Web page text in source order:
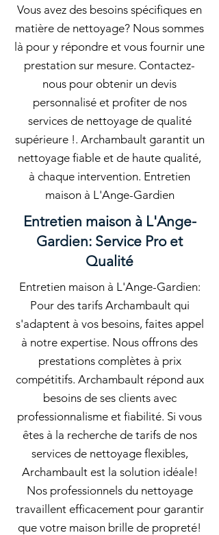
Vous avez des besoins spécifiques en
matière de nettoyage? Nous sommes
là pour y répondre et vous fournir une
prestation sur mesure. Contactez-
nous pour obtenir un devis
personnalisé et profiter de nos
services de nettoyage de qualité
supérieure !. Archambault garantit un
nettoyage fiable et de haute qualité,
à chaque intervention. Entretien
maison à L'Ange-Gardien
Entretien maison à L'Ange-
Gardien: Service Pro et
Qualité
Entretien maison à L'Ange-Gardien:
Pour des tarifs Archambault qui
s'adaptent à vos besoins, faites appel
à notre expertise. Nous offrons des
prestations complètes à prix
compétitifs. Archambault répond aux
besoins de ses clients avec
professionnalisme et fiabilité. Si vous
êtes à la recherche de tarifs de nos
services de nettoyage flexibles,
Archambault est la solution idéale!
Nos professionnels du nettoyage
travaillent efficacement pour garantir
que votre maison brille de propreté!